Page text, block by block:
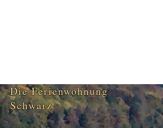
Die Ferienwohnung
Schwarz